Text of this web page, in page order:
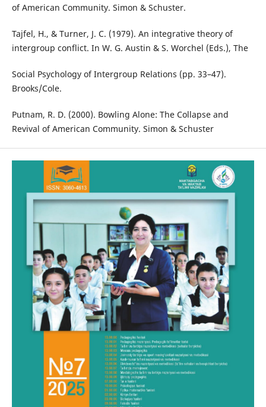
of American Community. Simon & Schuster.
Tajfel, H., & Turner, J. C. (1979). An integrative theory of
intergroup conflict. In W. G. Austin & S. Worchel (Eds.), The
Social Psychology of Intergroup Relations (pp. 33–47).
Brooks/Cole.
Putnam, R. D. (2000). Bowling Alone: The Collapse and
Revival of American Community. Simon & Schuster